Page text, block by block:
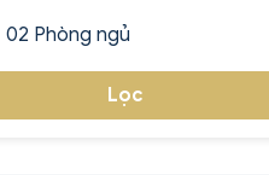
02 Phòng ngủ
Lọc